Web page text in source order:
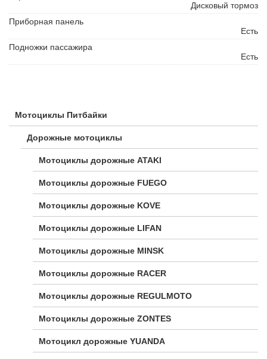
Мотоциклы Питбайки
Дорожные мотоциклы
Мотоциклы дорожные ATAKI
Мотоциклы дорожные FUEGO
Мотоциклы дорожные KOVE
Мотоциклы дорожные LIFAN
Мотоциклы дорожные MINSK
Мотоциклы дорожные RACER
Мотоциклы дорожные REGULMOTO
Мотоциклы дорожные ZONTES
Мотоцикл дорожные YUANDA
Дисковый тормоз
Приборная панель
Есть
Подножки пассажира
Есть